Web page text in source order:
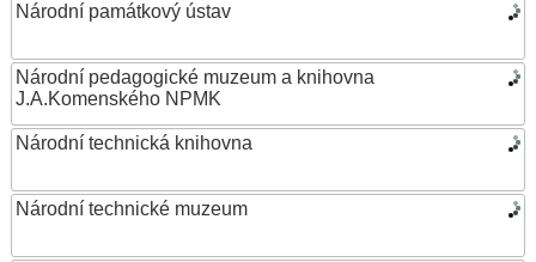
Národní památkový ústav
Národní pedagogické muzeum a knihovna
J.A.Komenského NPMK
Národní technická knihovna
Národní technické muzeum